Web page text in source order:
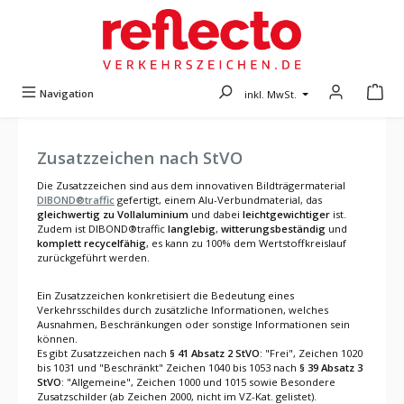
Navigation inkl. MwSt.
Zusatzzeichen nach StVO
Die Zusatzzeichen sind aus dem innovativen Bildträgermaterial
DIBOND®traffic gefertigt, einem Alu-Verbundmaterial, das
gleichwertig zu Vollaluminium und dabei leichtgewichtiger ist.
Zudem ist DIBOND®traffic langlebig, witterungsbeständig und
komplett recycelfähig, es kann zu 100% dem Wertstoffkreislauf
zurückgeführt werden.
Ein Zusatzzeichen konkretisiert die Bedeutung eines
Verkehrsschildes durch zusätzliche Informationen, welches
Ausnahmen, Beschränkungen oder sonstige Informationen sein
können.
Es gibt Zusatzzeichen nach § 41 Absatz 2 StVO: "Frei", Zeichen 1020
bis 1031 und "Beschränkt" Zeichen 1040 bis 1053 nach § 39 Absatz 3
StVO: "Allgemeine", Zeichen 1000 und 1015 sowie Besondere
Zusatzschilder (ab Zeichen 2000, nicht im VZ-Kat. gelistet).